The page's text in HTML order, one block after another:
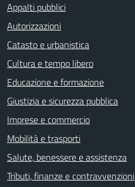
Appalti pubblici
Autorizzazioni
Catasto e urbanistica
Cultura e tempo libero
Educazione e formazione
Giustizia e sicurezza pubblica
Imprese e commercio
Mobilità e trasporti
Salute, benessere e assistenza
Tributi, finanze e contravvenzioni